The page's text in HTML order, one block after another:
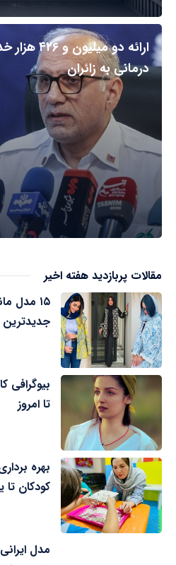
ارائه دو
درمانی به زائران
مقالات پربازدید هفته اخیر
بیوگرافی
تا امروز
بهره
کودکان تا
مدل